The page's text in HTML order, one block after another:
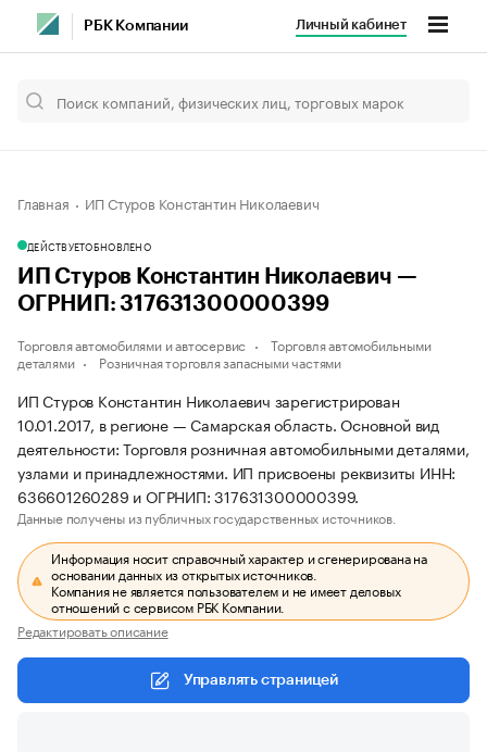
РБК Компании Личный кабинет
Главная ИП Стуров Константин Николаевич
ДЕЙСТВУЕТОБНОВЛЕНО
ИП Стуров Константин Николаевич —
ОГРНИП: 317631300000399
Торговля автомобилями и автосервис
Торговля автомобильными
деталями
Розничная торговля запасными частями
ИП Стуров Константин Николаевич зарегистрирован
10.01.2017, в регионе — Самарская область. Основной вид
деятельности: Торговля розничная автомобильными деталями,
узлами и принадлежностями. ИП присвоены реквизиты ИНН:
636601260289 и ОГРНИП: 317631300000399.
Данные получены из публичных государственных источников.
Информация носит справочный характер и сгенерирована на
основании данных из открытых источников.
Компания не является пользователем и не имеет деловых
отношений с сервисом РБК Компании.
Редактировать описание
Управлять страницей